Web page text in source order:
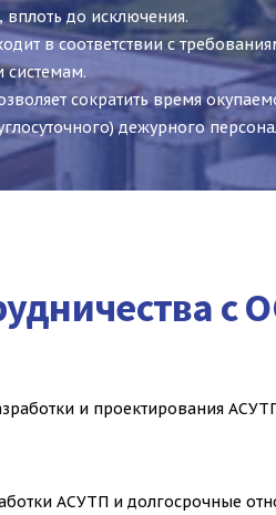
до исключения.
в соответствии с
сократить время
дежурного
с
и проектирования
АСУТП и долгосрочные